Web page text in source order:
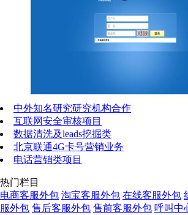
中外知名研究研究机构合作
互联网安全审核项目
数据清洗及leads挖掘类
北京联通4G卡号营销业务
电话营销类项目
热门栏目
电商客服外包 淘宝客服外包 在线客服外包
服外包 售后客服外包 售前客服外包 呼叫中